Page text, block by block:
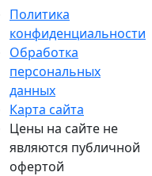
Политика
конфиденциальности
Обработка
персональных
данных
Карта сайта
Цены на сайте не
являются публичной
офертой